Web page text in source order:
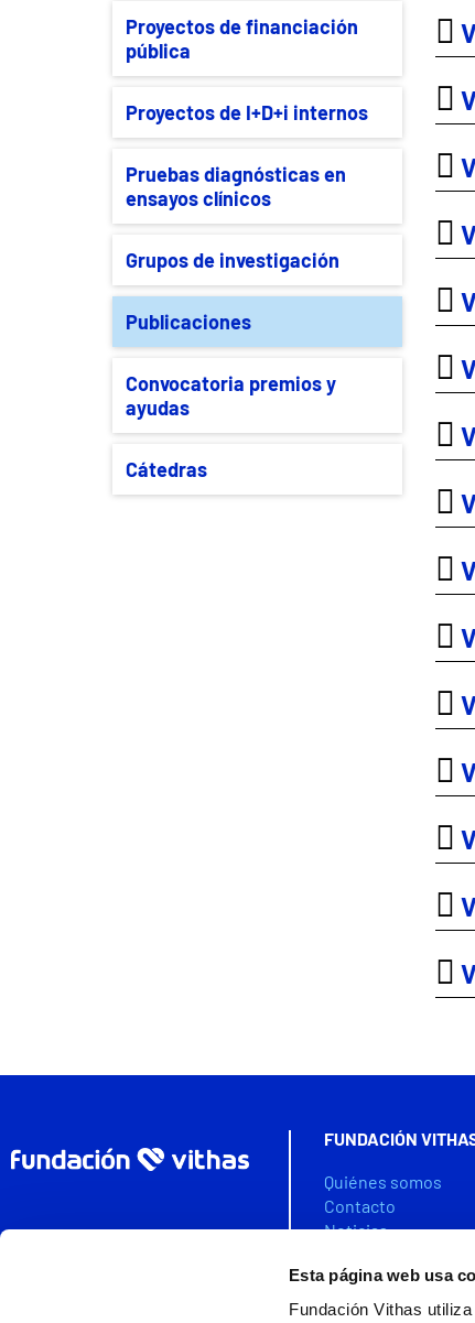
Esta página web usa
Fundación Vithas
Proyectos de financiación
pública
Proyectos de I+D+i internos
Pruebas diagnósticas en
ensayos clínicos
Grupos de investigación
Publicaciones
Convocatoria premios y
ayudas
Cátedras
FUNDACIÓN
Quiénes somos
Contacto
Noticias
Colabora